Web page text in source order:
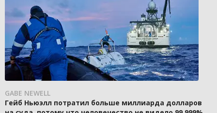
GABE NEWELL
Гейб Ньюэлл потратил больше миллиарда долларов